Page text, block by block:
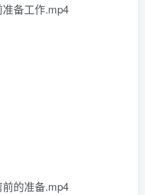
备工作.mp4
的准备.mp4